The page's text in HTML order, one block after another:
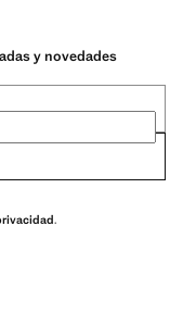
y novedades
.